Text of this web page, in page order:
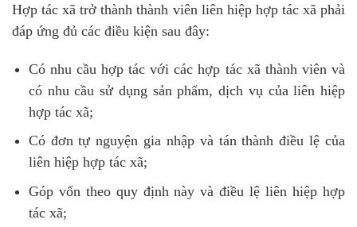
Hợp tác xã trở thành thành viên liên hiệp hợp tác xã phải
đáp ứng đủ các điều kiện sau đây:
Có nhu cầu hợp tác với các hợp tác xã thành viên và
có nhu cầu sử dụng sản phẩm, dịch vụ của liên hiệp
hợp tác xã;
Có đơn tự nguyện gia nhập và tán thành điều lệ của
liên hiệp hợp tác xã;
Góp vốn theo quy định này và điều lệ liên hiệp hợp
tác xã;